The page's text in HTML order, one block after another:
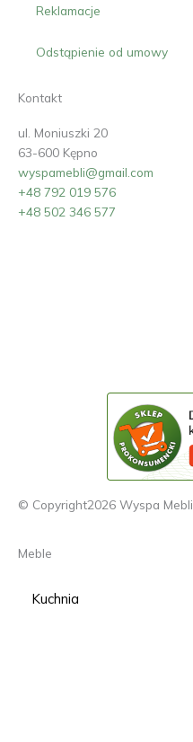
Reklamacje
Odstąpienie od umowy
Kontakt
ul. Moniuszki 20
63-600 Kępno
wyspamebli@gmail.com
+48 792 019 576
+48 502 346 577
© Copyright2026 Wyspa Mebli
Meble
Kuchnia